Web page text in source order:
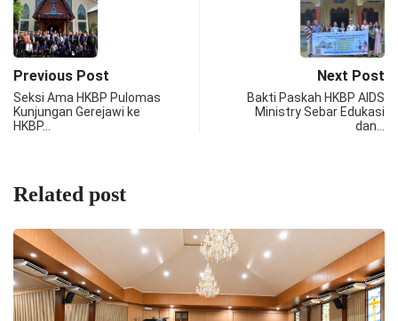
Previous Post
Seksi Ama HKBP Pulomas
Kunjungan Gerejawi ke
HKBP…
Next Post
Bakti Paskah HKBP AIDS
Ministry Sebar Edukasi
dan…
Related post